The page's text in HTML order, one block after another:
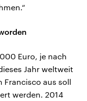
Euro, je nach
Jahr weltweit
Francisco aus soll
werden. 2014